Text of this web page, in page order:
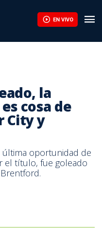
EN VIVO
la
cosa de
City y
última oportunidad de
el título, fue goleado